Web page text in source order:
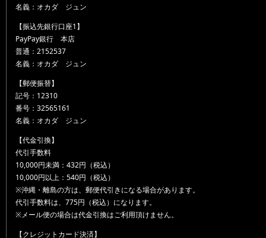
名義：オカダ ジュン
【振込先銀行口座1】
PayPay銀行 本店
普通：2152537
名義：オカダ ジュン
【郵便振替】
記号：12310
番号：32565161
名義：オカダ ジュン
【代金引換】
代引手数料
10,000円未満：432円（税込）
10,000円以上：540円（税込）
※沖縄・離島の方は、郵便代引きになる場合があります。
代引手数料は、775円（税込）になります。
※メール便の場合は代金引換はご利用頂けません。
【クレジットカード決済】